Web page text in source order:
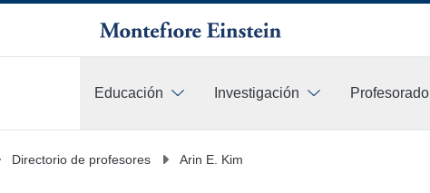
Educación Investigación Profesorado
Directorio de profesores Arin E. Kim